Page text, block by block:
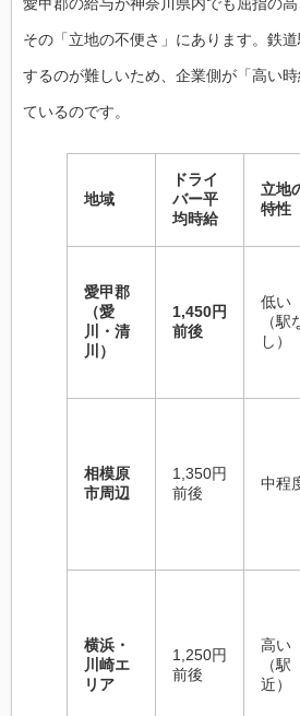
その「立地の不便さ」にあります。鉄
するのが難しいため、企業側が「高い
ているのです。
地域
ドライ
バー平
均時給
立地
特性
愛甲郡
（愛
川・清
川）
1,450円
前後
低い
（駅
し）
相模原
市周辺
1,350円
前後
中程
横浜・
川崎エ
リア
1,250円
前後
高い
（駅
近）